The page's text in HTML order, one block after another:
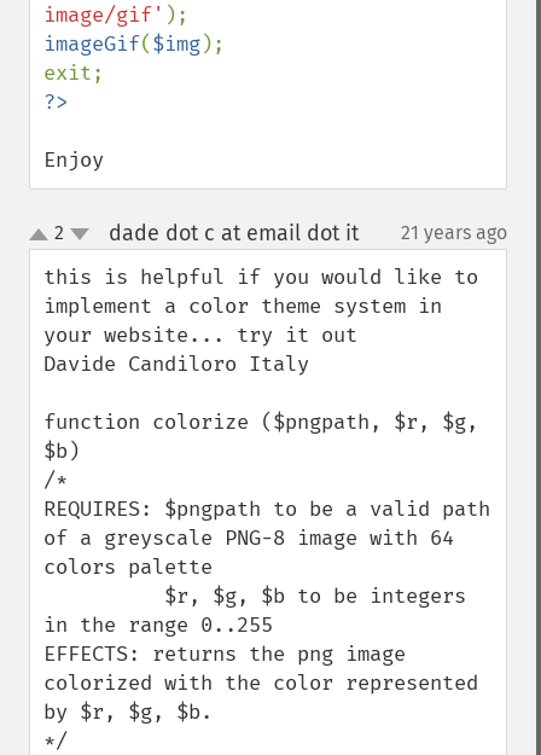
image/gif'
imageGif($img);
Enjoy
up
down
2 dade dot c at email dot it¶ 21 years ago
this is helpful if you would like to
implement a color theme system in
your website... try it out
Davide Candiloro Italy
function colorize ($pngpath, $r, $g,
$b)
/*
REQUIRES: $pngpath to be a valid path
of a greyscale PNG-8 image with 64
colors palette
in the range 0..255
EFFECTS: returns the png image
colorized with the color represented
by $r, $g, $b.
*/